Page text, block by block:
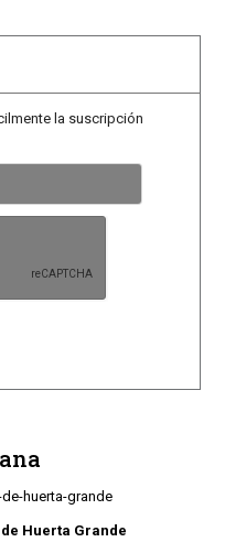
la suscripción
Huerta Grande